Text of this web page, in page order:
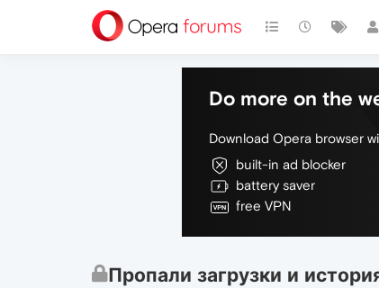
Do more on the
Download Opera browser
built-in ad blocker
battery saver
free VPN
Пропали загрузки и